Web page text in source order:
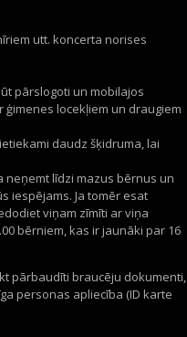
utt. koncerta norises
pārslogoti un mobilajos
locekļiem un draugiem
daudz šķidruma, lai
līdzi mazus bērnus un
iespējams. Ja tomēr esat
viņam zīmīti ar viņa
bērniem, kas ir jaunāki par 16
pārbaudīti braucēju dokumenti,
personas apliecība (ID karte